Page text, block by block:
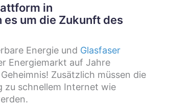
in
um die Zukunft des
Energie und Glasfaser
Energiemarkt auf Jahre
Zusätzlich müssen die
zu schnellem Internet wie